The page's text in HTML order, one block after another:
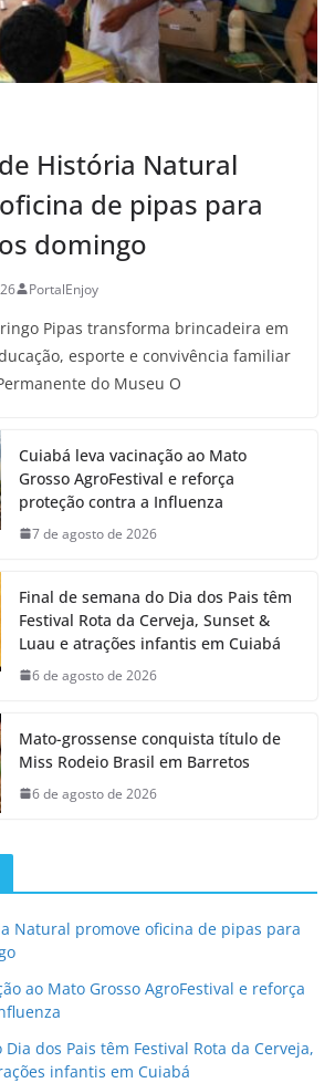
História Natural
de pipas para
domingo
PortalEnjoy
Pipas transforma brincadeira em
esporte e convivência familiar
do Museu O
Cuiabá leva vacinação ao Mato
Grosso AgroFestival e reforça
proteção contra a Influenza
7 de agosto de 2026
Final de semana do Dia dos Pais têm
Festival Rota da Cerveja, Sunset &
Luau e atrações infantis em Cuiabá
6 de agosto de 2026
Mato-grossense conquista título de
Miss Rodeio Brasil em Barretos
6 de agosto de 2026
Natural promove oficina de pipas para
ao Mato Grosso AgroFestival e reforça
dos Pais têm Festival Rota da Cerveja,
infantis em Cuiabá